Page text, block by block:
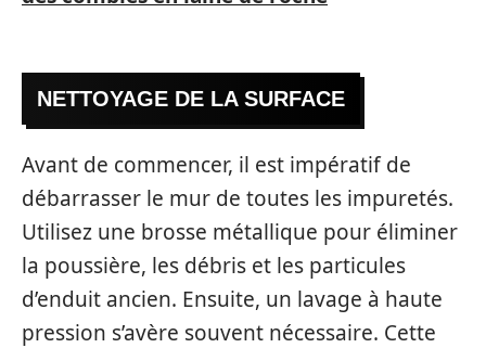
NETTOYAGE DE LA SURFACE
Avant de commencer, il est impératif de
débarrasser le mur de toutes les impuretés.
Utilisez une brosse métallique pour éliminer
la poussière, les débris et les particules
d’enduit ancien. Ensuite, un lavage à haute
pression s’avère souvent nécessaire. Cette